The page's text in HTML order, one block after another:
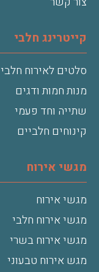
קייטרינג חלבי
סלטים לאירוח חלבי
מנות חמות ודגים
שתייה וחד פעמי
קינוחים חלביים
מגשי אירוח
מגשי אירוח
מגשי אירוח חלבי
מגשי אירוח בשרי
מגש אירוח טבעוני